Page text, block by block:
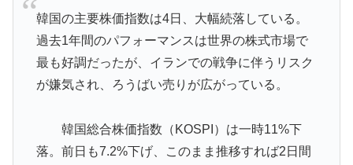
▶
イマナガ節を炸裂「NPBでは面白さが必須条件なの？」
てどれくらいあるんだろうな → 「どこの国も同じよう
なことをやってるよな」「中国に関する情報はマジで両
韓国人「日本でヤバい作品ばかりアニメ化してて心配に
なる…」
韓国の主要株価指数は4日、大幅続落している。
過去1年間のパフォーマンスは世界の株式市場で
最も好調だったが、イランでの戦争に伴うリスク
が嫌気され、ろうばい売りが広がっている。
韓国総合株価指数（KOSPI）は一時11%下
落。前日も7.2%下げ、このまま推移すれば2日間